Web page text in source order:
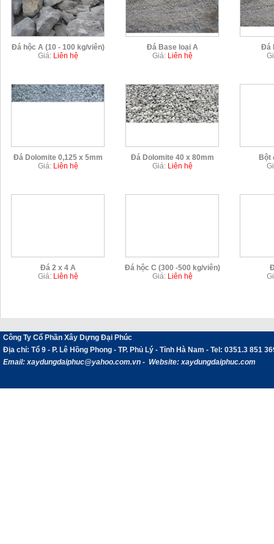
Đá hộc A (10 - 100 kg/viên)
Giá: Liên hệ
Đá Base loại A
Giá: Liên hệ
Đá
Đá Dolomite 0,125 x 5mm
Giá: Liên hệ
Đá Dolomite 40 x 80mm
Giá: Liên hệ
Bột
Đá 2 x 4 A
Giá: Liên hệ
Đá hộc C (300 -500 kg/viên)
Giá: Liên hệ
Công Ty Cổ Phần Xây Dựng Đại Phúc
Địa chỉ: Tổ 9 - P. Lê Hồng Phong - TP. Phủ Lý - Tỉnh Hà Nam - Tel: 0351.3 851
Email: xaydungdaiphuc@yahoo.com.vn - Website: xaydungdaiphuc.com